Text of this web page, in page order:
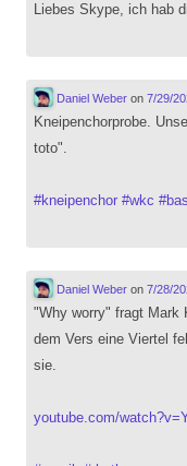
Liebes Skype, ich hab
Daniel Weberon 7/29/
Kneipenchorprobe.
toto".
#kneipenchor #wkc #
Daniel Weberon 7/28/
"Why worry" fragt Mark
dem Vers eine Viertel
sie.
youtube.com/